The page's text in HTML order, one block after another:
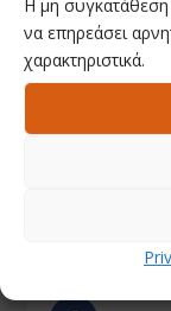
Η μη
να επηρεάσει
χαρακτηριστικά.